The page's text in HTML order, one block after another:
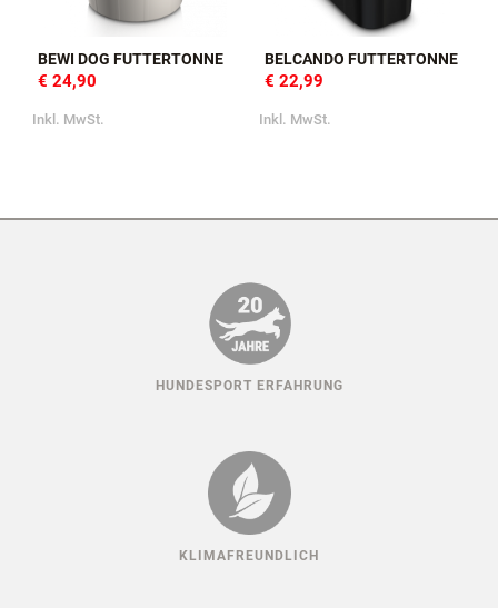
BEWI DOG FUTTERTONNE
€ 24,90
Inkl. MwSt.
BELCANDO FUTTERTONNE
€ 22,99
Inkl. MwSt.
HUNDESPORT ERFAHRUNG
KLIMAFREUNDLICH